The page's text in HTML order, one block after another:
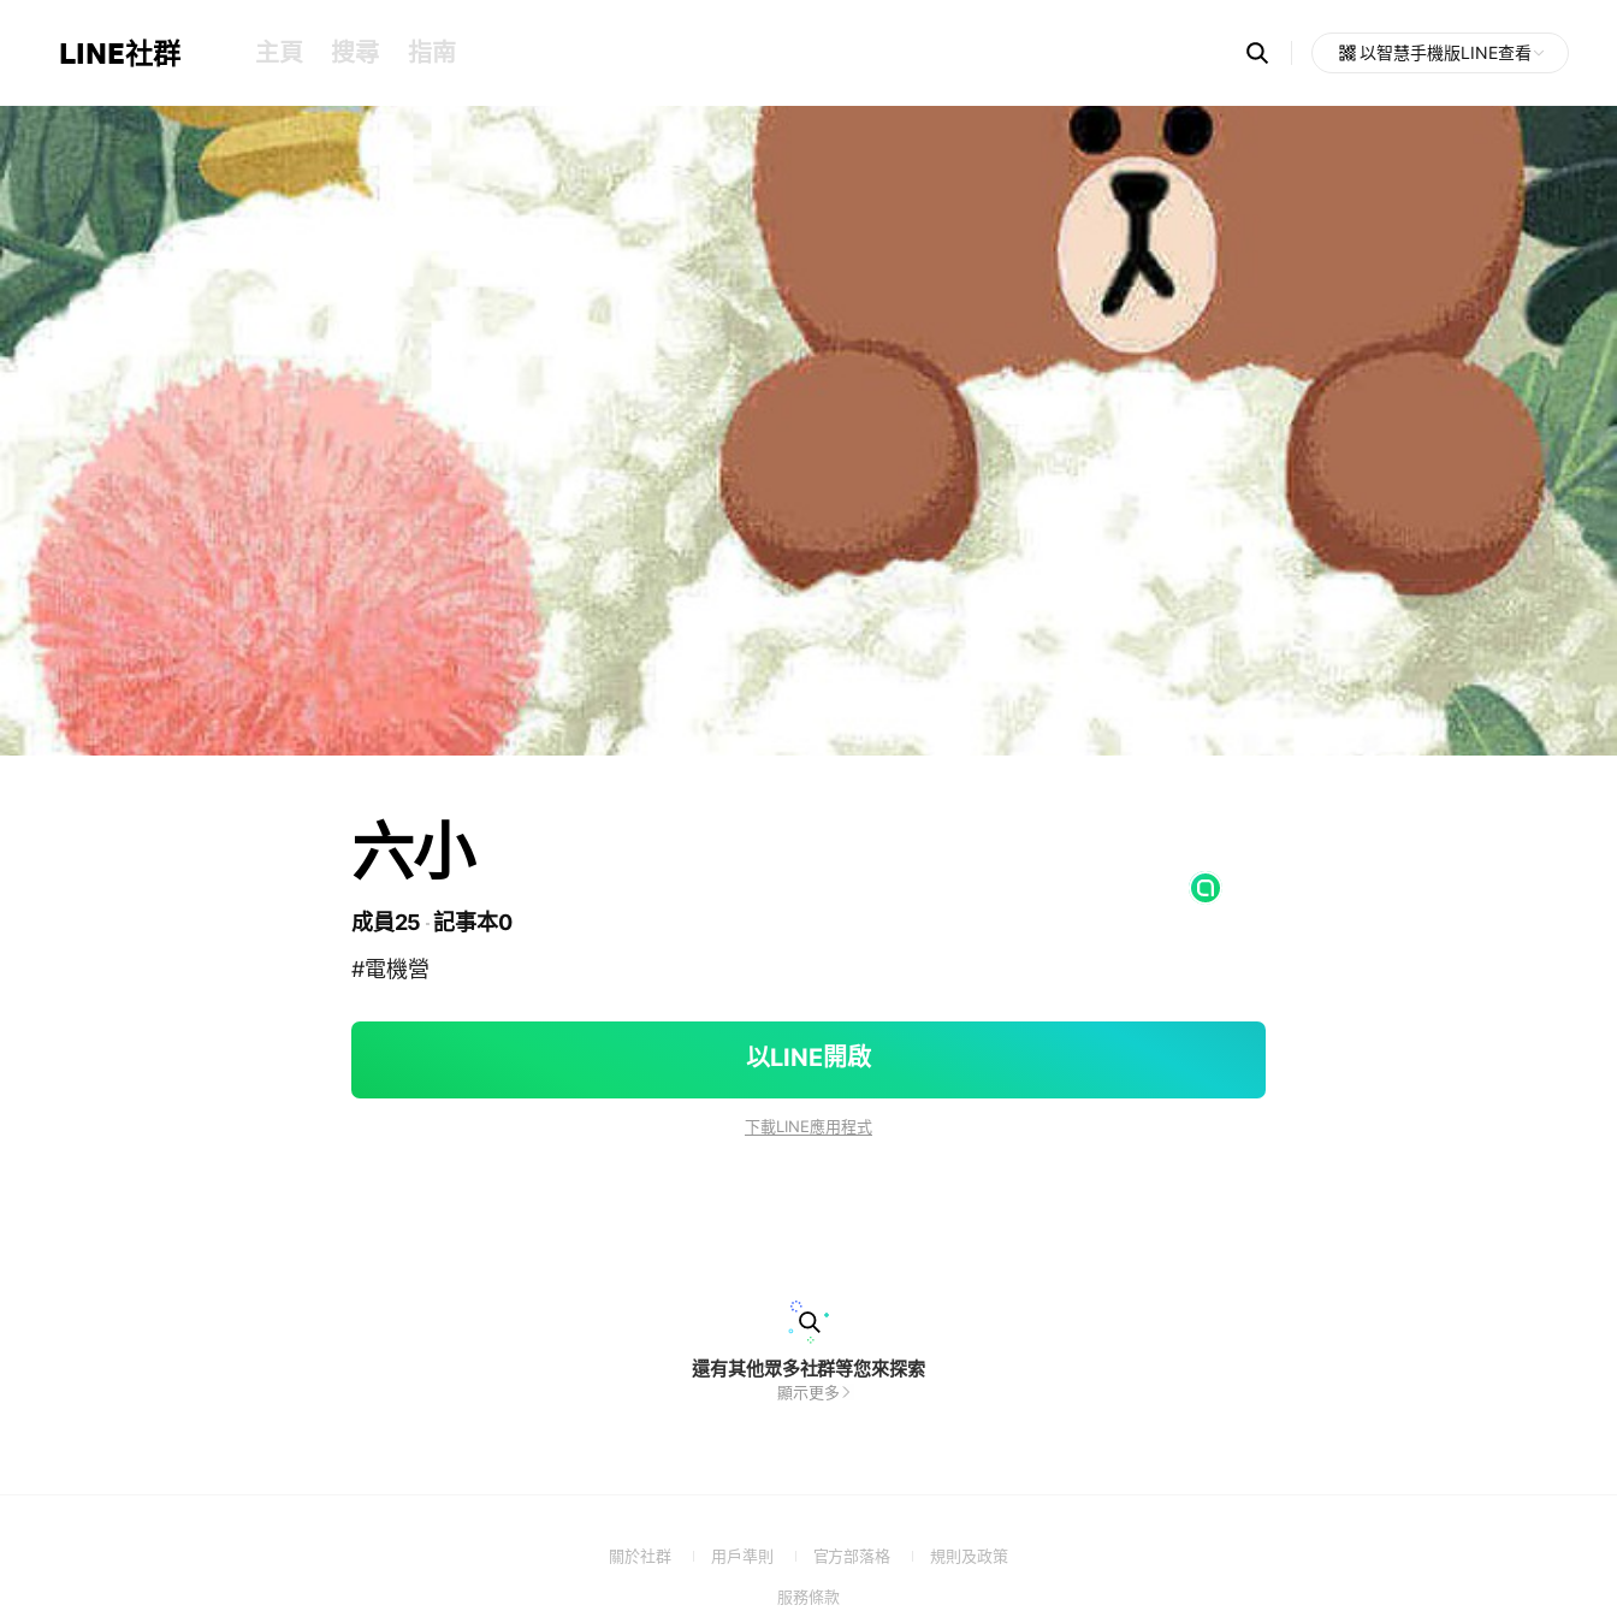
LINE社群 主頁 搜尋 指南 Search
OpenChats
messages
search
以智慧手機版LINE查看
六小
成員25 記事本0
#電機營
以LINE開啟
下載LINE應用程式
還有其他眾多社群等您來探索
顯示更多
關於社群
(Open用戶準則
(Open
a
官方部落格
(Open規則及政策(Open
服務條款(Open